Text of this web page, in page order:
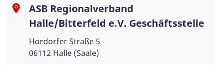
ASB Regionalverband
Halle/Bitterfeld e.V. Geschäftsstelle
Hordorfer Straße 5
06112 Halle (Saale)